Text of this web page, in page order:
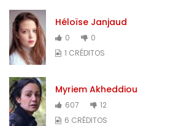
Héloïse Janjaud
0
0
1 CRÉDITOS
Myriem Akheddiou
607
12
6 CRÉDITOS